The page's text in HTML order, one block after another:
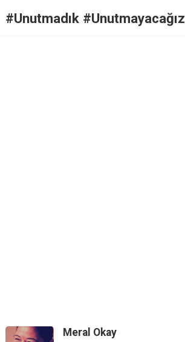
#Unutmadık #Unutmayacağız
Meral Okay